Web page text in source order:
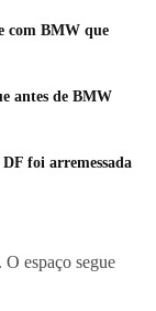
com BMW que
antes de BMW
foi arremessada
espaço segue